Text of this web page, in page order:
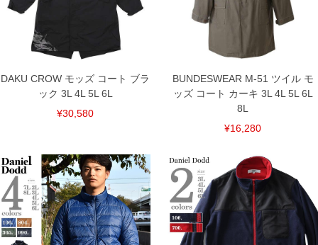
上の品が対象。1本5,999円以下の商品は有料（500円+税）となります。）
出荷まで約1週間～20日間程お時間を頂く場合がございます。
尚、裾上げした商品は返品・交換不可となりますので、予めご了承下さい。
一部、お直しに対応出来ない商品がございます。(例：裾にファスナーや調節ひもが付
いている、極端なデザインが施されている等)
ンピュータ画面）によって、商品の色味が若干異なる場合がございます。予めご了承
ください。
※当店での掲載商品は、実店鋪と在庫を共用しておりますので店頭での売り違い、店
舗からのお取り寄せ等により、お客様にご迷惑をお掛けしてしまう場合がございま
す。そのようなことがない様最大限に努めておりますが、もしあった場合速やかにご
ITEM INTRODUCTION
DAKU CROW モッズ コート ブラ
ック 3L 4L 5L 6L
¥30,580
BUNDESWEAR M-51 ツイル モ
ッズ コート カーキ 3L 4L 5L 6L
8L
¥16,280